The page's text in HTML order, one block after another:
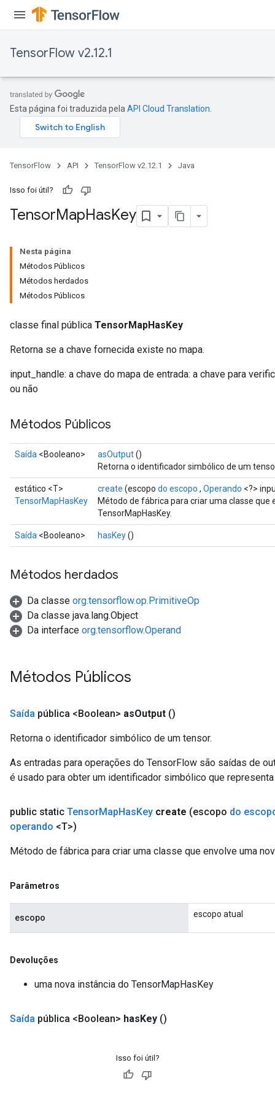
TensorFlow v2.12.1
Esta página foi traduzida pela API Cloud Translation
TensorFlow API TensorFlow v2.12.1 Java
Isso foi útil?
TensorMapHasKey
Nesta página
Métodos Públicos
Métodos herdados
Métodos Públicos
classe final pública TensorMapHasKey
Retorna se a chave fornecida existe no mapa.
input_handle: a chave do mapa de entrada: a chave para
ou não
Métodos Públicos
Saída <Booleano> asOutput()
Retorna o identificador simbólico de um
estático <T>
TensorMapHasKey
create (escopo do escopo , Operando <?>
Método de fábrica para criar uma classe que
TensorMapHasKey.
Saída <Booleano> hasKey()
Métodos herdados
Da classe org.tensorflow.op.PrimitiveOp
Da classe java.lang.Object
Da interface org.tensorflow.Operand
Métodos Públicos
Saída pública <Boolean> asOutput ()
Retorna o identificador simbólico de um tensor.
As entradas para operações do TensorFlow são saídas de
é usado para obter um identificador simbólico que
public static TensorMapHasKey create (escopo do
operando <T>)
Método de fábrica para criar uma classe que envolve uma
Parâmetros
escopo escopo atual
Devoluções
uma nova instância do TensorMapHasKey
Saída pública <Boolean> hasKey ()
Isso foi útil?